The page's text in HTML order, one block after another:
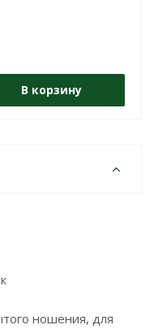
В корзину
ношения, для